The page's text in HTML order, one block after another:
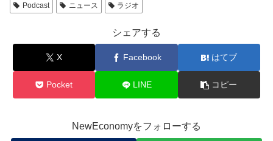
Podcast ニュース ラジオ
シェアする
X Facebook はてブ
Pocket LINE コピー
NewEconomyをフォローする